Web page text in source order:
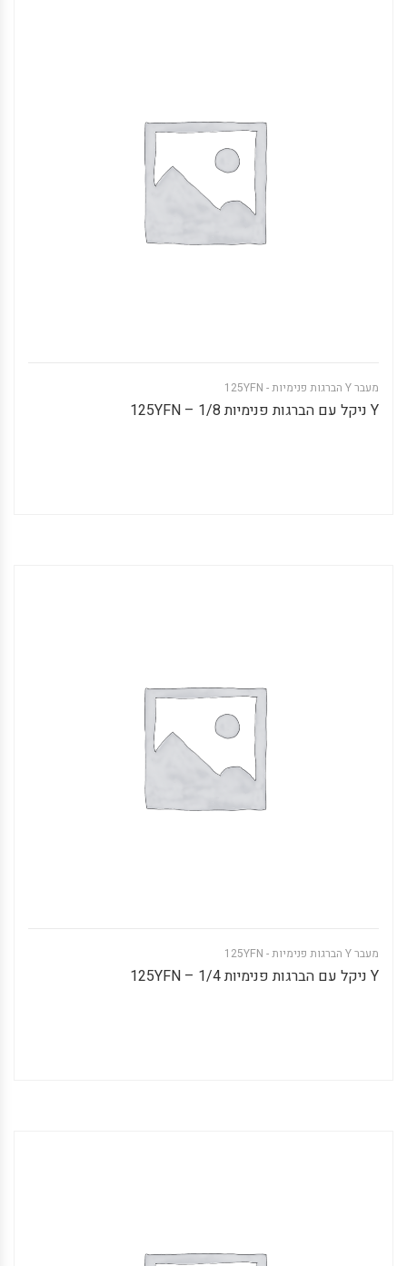
מעבר Y הברגות פנימיות - 125YFN
Y ניקל עם הברגות פנימיות 1/8 – 125YFN
מעבר Y הברגות פנימיות - 125YFN
Y ניקל עם הברגות פנימיות 1/4 – 125YFN